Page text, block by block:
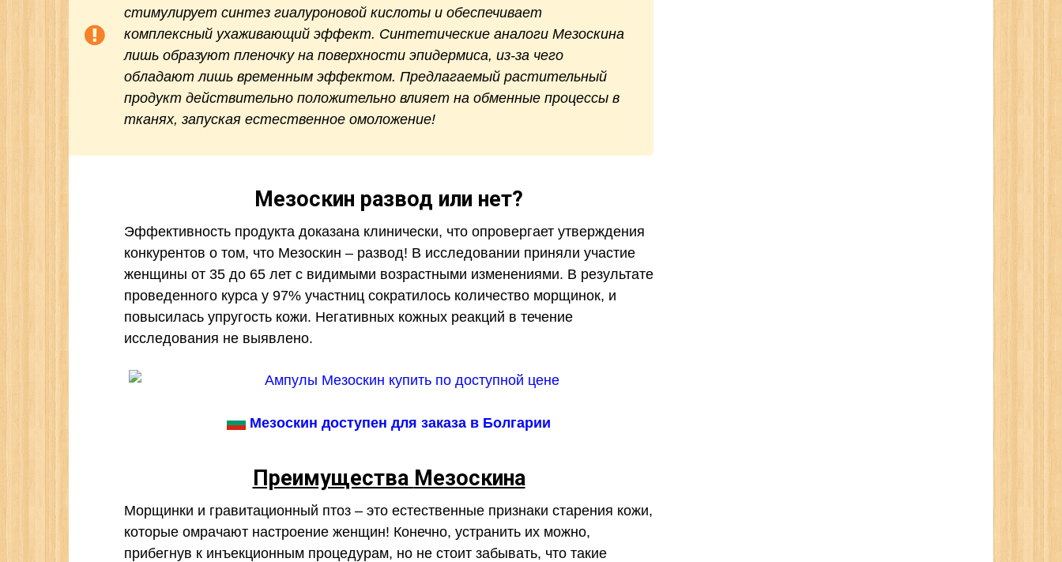
стимулирует синтез гиалуроновой кислоты и обеспечивает
комплексный ухаживающий эффект. Синтетические аналоги Мезоскина
лишь образуют пленочку на поверхности эпидермиса, из-за чего
обладают лишь временным эффектом. Предлагаемый растительный
продукт действительно положительно влияет на обменные процессы в
тканях, запуская естественное омоложение!
Мезоскин развод или нет?
Эффективность продукта доказана клинически, что опровергает утверждения
конкурентов о том, что Мезоскин – развод! В исследовании приняли участие
женщины от 35 до 65 лет с видимыми возрастными изменениями. В результате
проведенного курса у 97% участниц сократилось количество морщинок, и
повысилась упругость кожи. Негативных кожных реакций в течение
исследования не выявлено.
Мезоскин доступен для заказа в Болгарии
Преимущества Мезоскина
Морщинки и гравитационный птоз – это естественные признаки старения кожи,
которые омрачают настроение женщин! Конечно, устранить их можно,
прибегнув к инъекционным процедурам, но не стоит забывать, что такие